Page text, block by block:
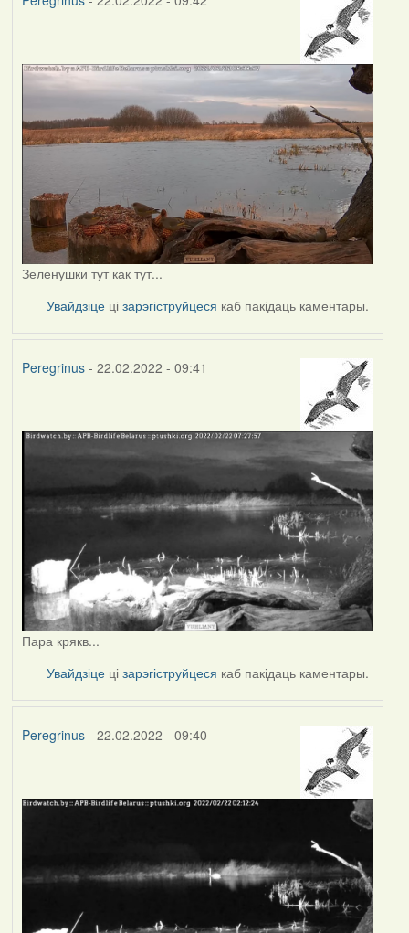
Зеленушки тут как тут...
Увайдзіце цізарэгіструйцеся каб пакідаць каментары.
Peregrinus- 22.02.2022 - 09:41
Пара крякв...
Увайдзіце цізарэгіструйцеся каб пакідаць каментары.
Peregrinus- 22.02.2022 - 09:40